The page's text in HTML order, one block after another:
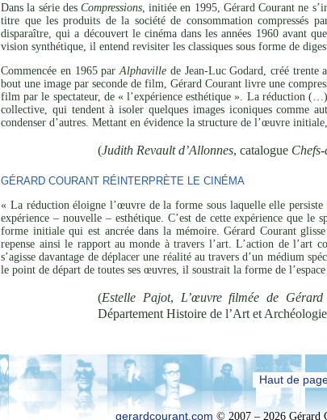
Dans la série desCompressions, initiée en 1995, Gérard Courant ne
titre que les produits de la société de consommation compressés
disparaître, qui a découvert le cinéma dans les années 1960 avant
vision synthétique, il entend revisiter les classiques sous forme de
Commencée en 1965 parAlphaville de Jean-Luc Godard, créé trente
bout une image par seconde de film, Gérard Courant livre une
film par le spectateur, de « l’expérience esthétique ». La réduction
collective, qui tendent à isoler quelques images iconiques comme
condenser d’autres. Mettant en évidence la structure de l’œuvre
(Judith Revault d’Allonnes, catalogue
GÉRARD COURANT RÉINTERPRÈTE LE CINÉMA
« La réduction éloigne l’œuvre de la forme sous laquelle elle
expérience – nouvelle – esthétique. C’est de cette expérience que le
forme initiale qui est ancrée dans la mémoire. Gérard Courant
repense ainsi le rapport au monde à travers l’art. L’action de l’art
s’agisse davantage de déplacer une réalité au travers d’un médium
le point de départ de toutes ses œuvres, il soustrait la forme de
(Estelle Pajot, L’œuvre filmée de
Département Histoire de l’Art et
Haut de
gerardcourant.com © 2007 – 2026 Gérard